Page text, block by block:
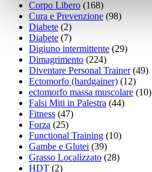
Corpo Libero (168)
Cura e Prevenzione (98)
Diabete (2)
Diabete (7)
Digiuno intermittente (29)
Dimagrimento (224)
Diventare Personal Trainer(49)
Ectomorfo (hardgainer) (12)
ectomorfo massa muscolare (10)
Falsi Miti in Palestra (44)
Fitness (47)
Forza (25)
Functional Training (10)
Gambe e Glutei (39)
Grasso Localizzato (28)
HDT (2)